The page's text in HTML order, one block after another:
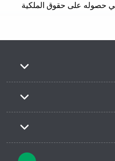
حصوله على حقوق الملكية